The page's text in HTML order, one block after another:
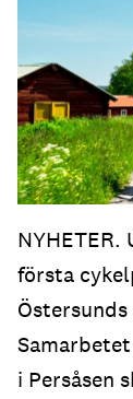
NYHETER.
första
i Persåsen